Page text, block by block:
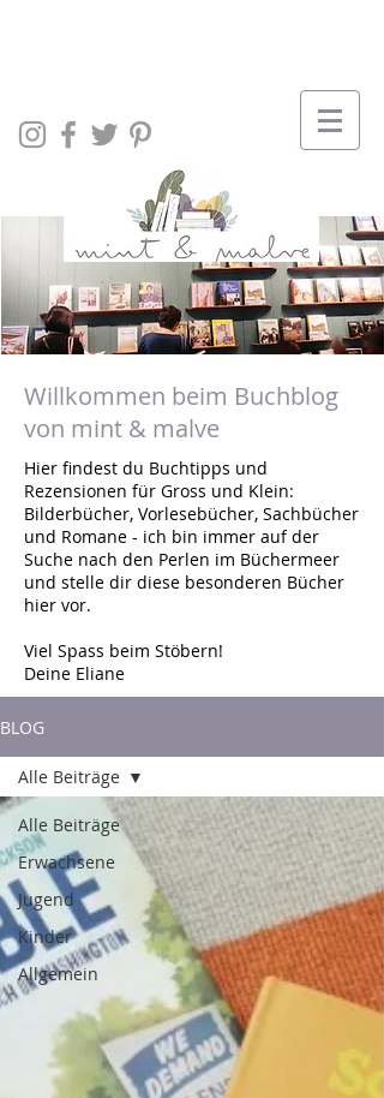
Willkommen beim Buchblog
von mint & malve
Hier findest du Buchtipps und
Rezensionen für Gross und Klein:
Bilderbücher, Vorlesebücher, Sachbücher
und Romane - ich bin immer auf der
Suche nach den Perlen im Büchermeer
und stelle dir diese besonderen Bücher
hier vor.
Viel Spass beim Stöbern!
Deine Eliane
BLOG
Alle Beiträge
Erwachsene
Jugend
Kinder
Allgemein
Alle Beiträge